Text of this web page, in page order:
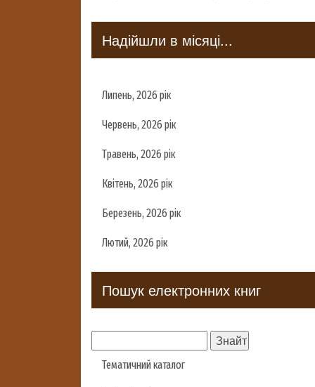
Надійшли в місяці...
Липень, 2026 рік
Червень, 2026 рік
Травень, 2026 рік
Квітень, 2026 рік
Березень, 2026 рік
Лютий, 2026 рік
Пошук електронних книг
Тематичний каталог